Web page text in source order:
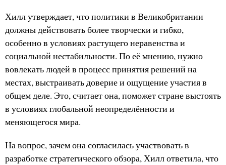
Хилл утверждает, что политики в Великобритании
должны действовать более творчески и гибко,
особенно в условиях растущего неравенства и
социальной нестабильности. По её мнению, нужно
вовлекать людей в процесс принятия решений на
местах, выстраивать доверие и ощущение участия в
общем деле. Это, считает она, поможет стране выстоять
в условиях глобальной неопределённости и
меняющегося мира.
На вопрос, зачем она согласилась участвовать в
разработке стратегического обзора, Хилл ответила, что